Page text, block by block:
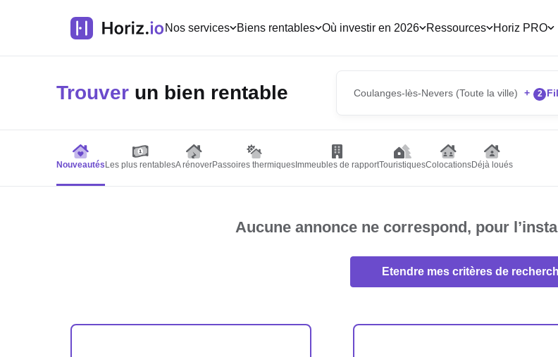
Nos services Biens rentables Où investir en 2026 Ressources Horiz PRO
Trouver un bien rentable Coulanges-lès-Nevers (Toute la ville) + 2
Nouveautés Les plus rentablesA rénoverPassoires thermiques Immeubles de rapportTouristiquesColocationsDéjà loués
Aucune annonce ne correspond, pour
Etendre mes critères de